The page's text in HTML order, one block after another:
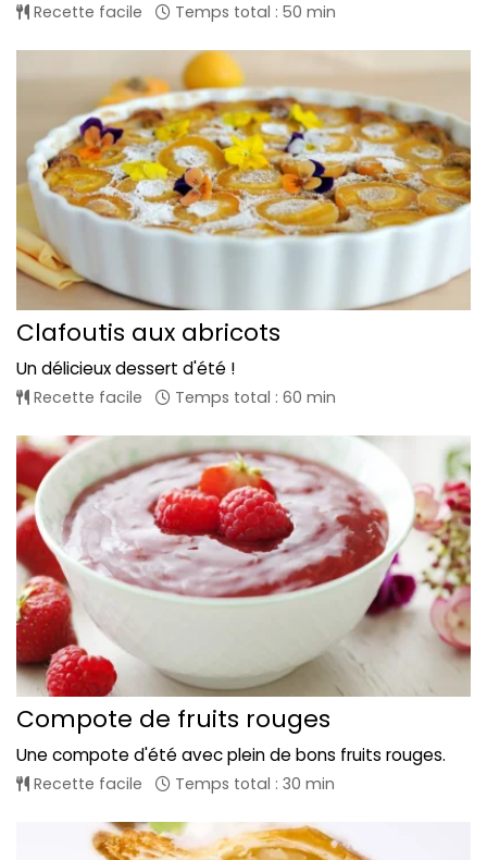
Recette facile Temps total : 50 min
Clafoutis aux abricots
Un délicieux dessert d'été !
Recette facile Temps total : 60 min
Compote de fruits rouges
Une compote d'été avec plein de bons fruits rouges.
Recette facile Temps total : 30 min